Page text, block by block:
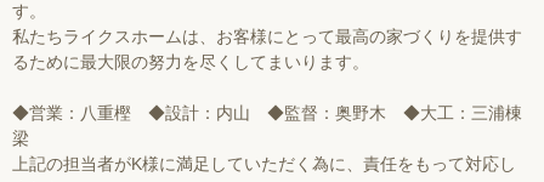
す。
私たちライクスホームは、お客様にとって最高の家づくりを提供す
るために最大限の努力を尽くしてまいります。
◆営業：八重樫 ◆設計：内山 ◆監督：奥野木 ◆大工：三浦棟
梁
上記の担当者がK様に満足していただく為に、責任をもって対応し